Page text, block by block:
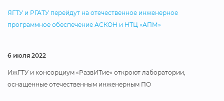
ЯГТУ и РГАТУ перейдут на отечественное инженерное
программное обеспечение АСКОН и НТЦ «АПМ»
6 июля 2022
ИжГТУ и консорциум «РазвИТие» откроют лаборатории,
оснащенные отечественным инженерным ПО